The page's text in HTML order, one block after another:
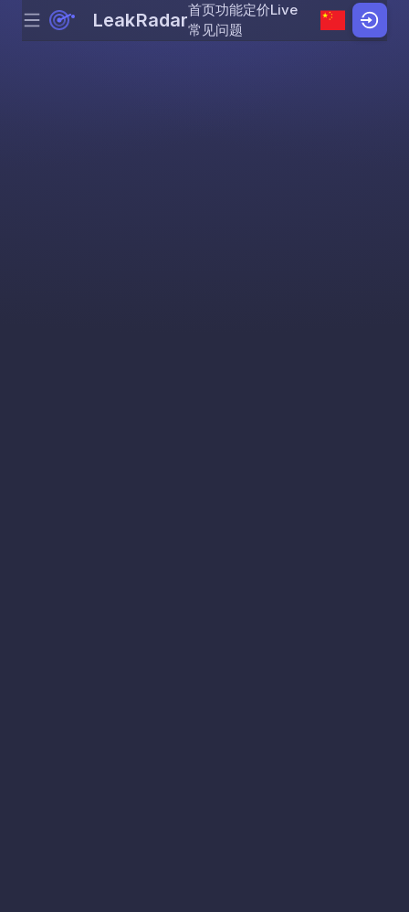
Skip to content
Menu LeakRadar首页功能定价Live
常见问题